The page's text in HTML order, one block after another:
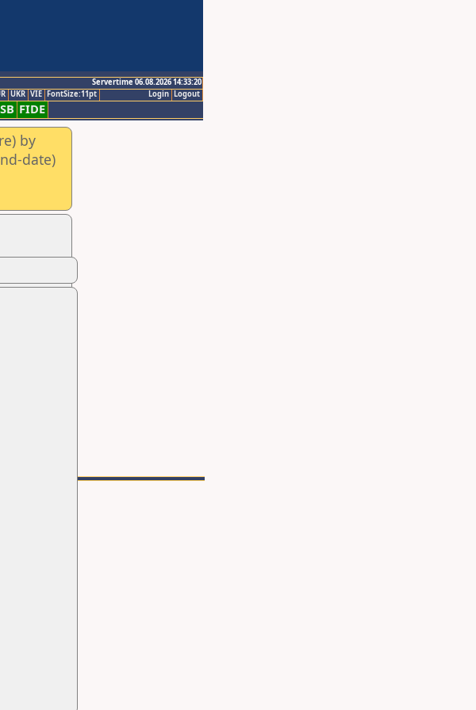
Servertime 06.08.2026 14:33:20
Logout
Login
UKR VIE FontSize:11pt
FIDE
by
date)